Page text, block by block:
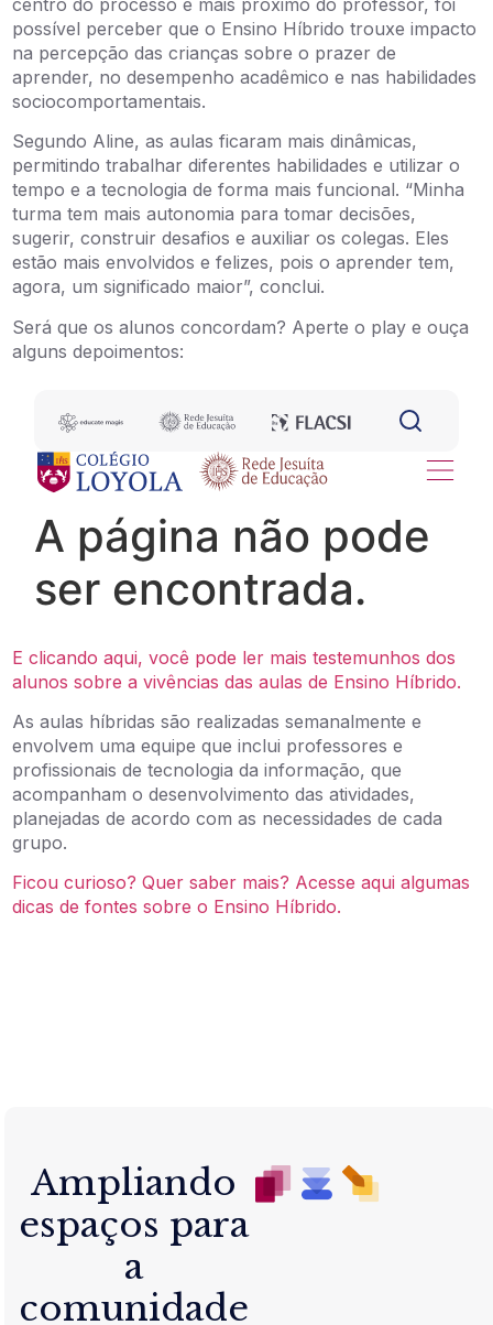
possível perceber que o Ensino Híbrido trouxe impacto
na percepção das crianças sobre o prazer de
aprender, no desempenho acadêmico e nas habilidades
sociocomportamentais.
Segundo Aline, as aulas ficaram mais dinâmicas,
permitindo trabalhar diferentes habilidades e utilizar o
tempo e a tecnologia de forma mais funcional. “Minha
turma tem mais autonomia para tomar decisões,
sugerir, construir desafios e auxiliar os colegas. Eles
estão mais envolvidos e felizes, pois o aprender tem,
agora, um significado maior”, conclui.
Será que os alunos concordam? Aperte o play e ouça
alguns depoimentos:
E clicando aqui, você pode ler mais testemunhos dos
alunos sobre a vivências das aulas de Ensino Híbrido.
As aulas híbridas são realizadas semanalmente e
envolvem uma equipe que inclui professores e
profissionais de tecnologia da informação, que
acompanham o desenvolvimento das atividades,
planejadas de acordo com as necessidades de cada
grupo.
Ficou curioso? Quer saber mais? Acesse aqui algumas
dicas de fontes sobre o Ensino Híbrido.
Ampliando
espaços para
a
comunidade